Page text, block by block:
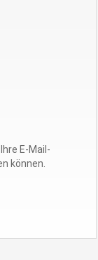
E-Mail-
können.